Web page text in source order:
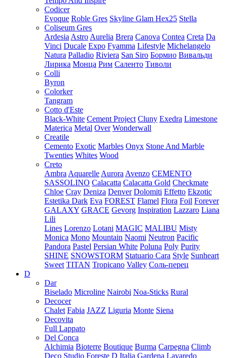
Codicer
Evoque Roble Gres Skyline Glam Hex25 Stella
Coliseum Gres
Ardesia Astro Aurelia Brera Canova Contea Creta Da
Vinci Ducale Expo Fyamma Lifestyle Michelangelo
Natura Palladio Riviera San Siro Бормио Вивальди
Лирика Монца Рим Саленто Тиволи
Colli
Byron
Colorker
Tangram
Cotto d'Este
Black-White Cement Project Cluny Exedra Limestone
Materica Metal Over Wonderwall
Creatile
Cemento Exotic Marbles Onyx Stone And Marble
Twenties Whites Wood
Creto
Ambra Aquarelle Aurora Avenzo CEMENTO
SASSOLINO Calacatta Calacatta Gold Checkmate
Chloe Cray Deniza Denver Dolomiti Effetto Ekzotic
Estetika Dark Eva FOREST Flamel Flora Foil Forever
GALAXY GRACE Gevorg Inspiration Lazzaro Liana
Lili
Lines Lorenzo Lotani MAGIC MALIBU Misty
Monica Mono Mountain Naomi Neutron Pacific
Pandora Pastel Persian White Poluna Poly Purity
SHINE SNOWSTORM Statuario Cara Style Sunheart
Sweet TITAN Tropicano Valley Соль-перец
D
Dar
Biselado Microline Nairobi Noa-Sticks Rural
Decocer
Chalet Fabia JAZZ Liguria Monte Siena
Decovita
Full Lappato
Del Conca
Alchimia Bioterre Boutique Burma Carpegna Climb
Deco Studio Foreste D Italia Gardena Lavaredo